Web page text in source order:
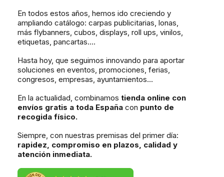
En todos estos años, hemos ido creciendo y
ampliando catálogo: carpas publicitarias, lonas,
más flybanners, cubos, displays, roll ups, vinilos,
etiquetas, pancartas....
Hasta hoy, que seguimos innovando para aportar
soluciones en eventos, promociones, ferias,
congresos, empresas, ayuntamientos...
En la actualidad, combinamos tienda online con
envíos gratis a toda España con punto de
recogida físico.
Siempre, con nuestras premisas del primer día:
rapidez, compromiso en plazos, calidad y
atención inmediata.